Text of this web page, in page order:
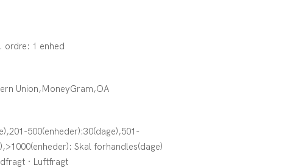
ordre: 1 enhed
Union,MoneyGram,OA
500(enheder):30(dage),501-
Skal forhandles(dage)
· Luftfragt